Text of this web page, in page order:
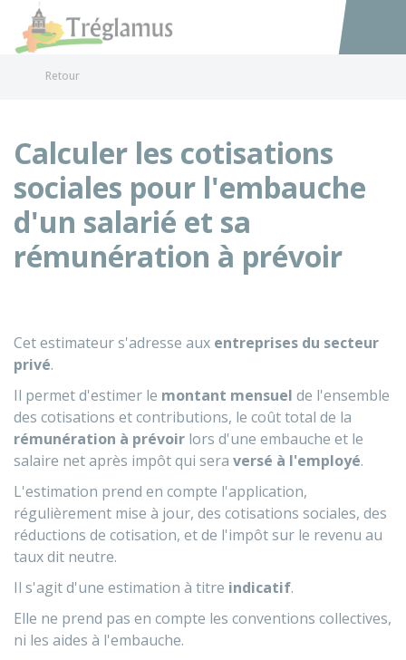
Accéder
Retour
Calculer les cotisations
sociales pour l'embauche
d'un salarié et sa
rémunération à prévoir
Cet estimateur s'adresse aux entreprises du secteur
privé.
Il permet d'estimer le montant mensuel de l'ensemble
des cotisations et contributions, le coût total de la
rémunération à prévoir lors d'une embauche et le
salaire net après impôt qui sera versé à l'employé.
L'estimation prend en compte l'application,
régulièrement mise à jour, des cotisations sociales, des
réductions de cotisation, et de l'impôt sur le revenu au
taux dit neutre.
Il s'agit d'une estimation à titre indicatif.
Elle ne prend pas en compte les conventions collectives,
ni les aides à l'embauche.